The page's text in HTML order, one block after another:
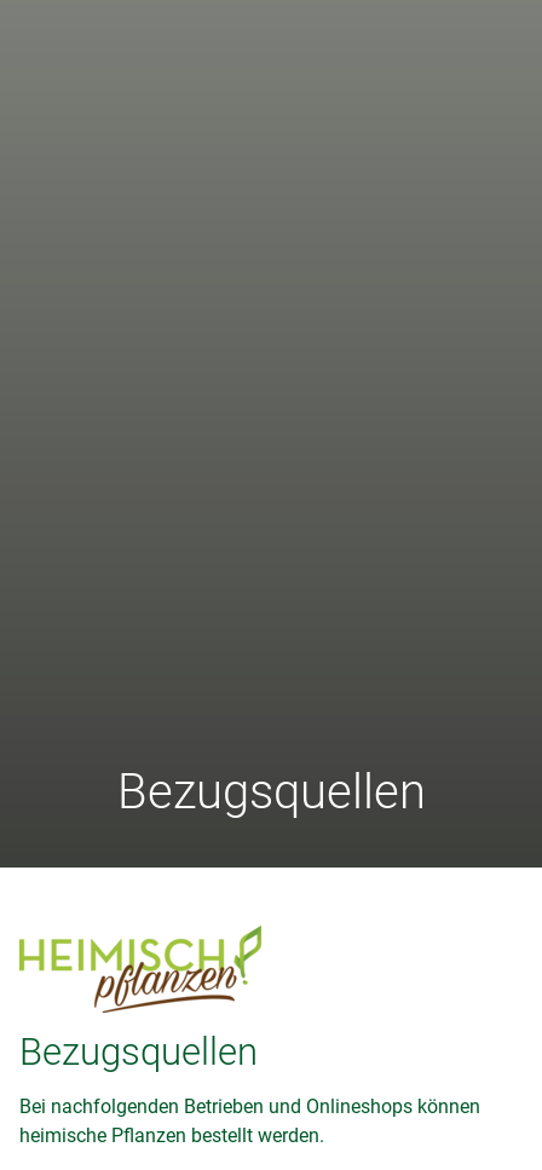
Bezugsquellen
Bezugsquellen
Bei nachfolgenden Betrieben und Onlineshops können
heimische Pflanzen bestellt werden.